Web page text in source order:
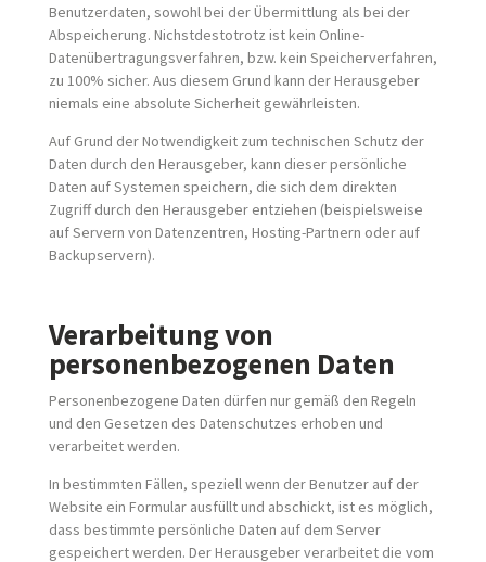
Benutzerdaten, sowohl bei der Übermittlung als bei der
Abspeicherung. Nichstdestotrotz ist kein Online-
Datenübertragungsverfahren, bzw. kein Speicherverfahren,
zu 100% sicher. Aus diesem Grund kann der Herausgeber
niemals eine absolute Sicherheit gewährleisten.
Auf Grund der Notwendigkeit zum technischen Schutz der
Daten durch den Herausgeber, kann dieser persönliche
Daten auf Systemen speichern, die sich dem direkten
Zugriff durch den Herausgeber entziehen (beispielsweise
auf Servern von Datenzentren, Hosting-Partnern oder auf
Backupservern).
Verarbeitung von
personenbezogenen Daten
Personenbezogene Daten dürfen nur gemäß den Regeln
und den Gesetzen des Datenschutzes erhoben und
verarbeitet werden.
In bestimmten Fällen, speziell wenn der Benutzer auf der
Website ein Formular ausfüllt und abschickt, ist es möglich,
dass bestimmte persönliche Daten auf dem Server
gespeichert werden. Der Herausgeber verarbeitet die vom